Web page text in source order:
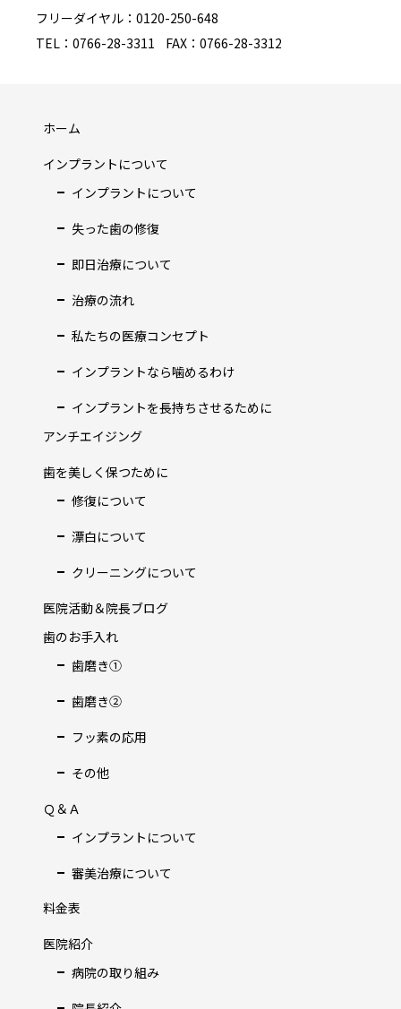
フリーダイヤル：0120-250-648
TEL：0766-28-3311
FAX：0766-28-3312
ホーム
インプラントについて
インプラントについて
失った歯の修復
即日治療について
治療の流れ
私たちの医療コンセプト
インプラントなら噛めるわけ
インプラントを長持ちさせるために
アンチエイジング
歯を美しく保つために
修復について
漂白について
クリーニングについて
医院活動＆院長ブログ
歯のお手入れ
歯磨き①
歯磨き②
フッ素の応用
その他
Ｑ＆Ａ
インプラントについて
審美治療について
料金表
医院紹介
病院の取り組み